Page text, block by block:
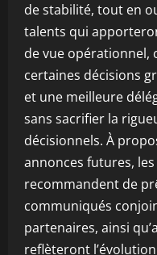
de stabilité, tout en
talents qui
de vue opérationnel,
certaines décisions
et une meilleure
sans sacrifier la
décisionnels. À
annonces futures,
recommandent de
communiqués
partenaires, ainsi
reflèteront